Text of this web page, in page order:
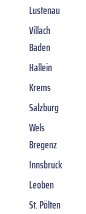
Lustenau
Villach
Baden
Hallein
Krems
Salzburg
Wels
Bregenz
Innsbruck
Leoben
St. Pölten